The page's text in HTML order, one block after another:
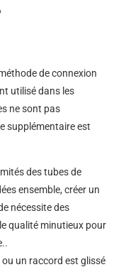
de connexion
utilisé dans les
ne sont pas
supplémentaire est
des tubes de
ensemble, créer un
nécessite des
qualité minutieux pour
un raccord est glissé